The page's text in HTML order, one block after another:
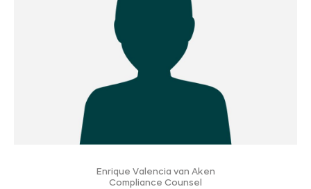
Enrique Valencia van Aken
Compliance Counsel